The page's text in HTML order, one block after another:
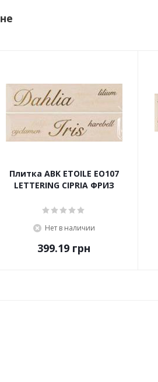
Плитка ABK ETOILE EO107
LETTERING CIPRIA ФРИЗ
Нет в наличии
399.19 грн